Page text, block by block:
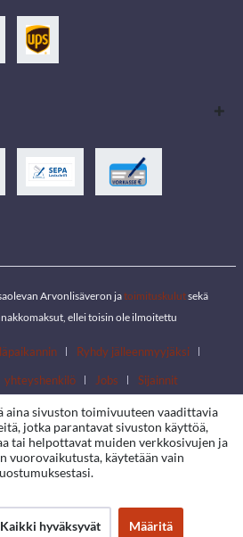
Arvonlisäveron jatoimituskulutsekä
ellei toisin ole ilmoitettu
Ryhdy jälleenmyyjäksi
yhteyshenkilö Jobs Sijainnit
aina sivuston toimivuuteen vaadittavia
jotka parantavat sivuston käyttöä,
tai helpottavat muiden verkkosivujen ja
vuorovaikutusta, käytetään vain
Kaikki hyväksyvät Määritä